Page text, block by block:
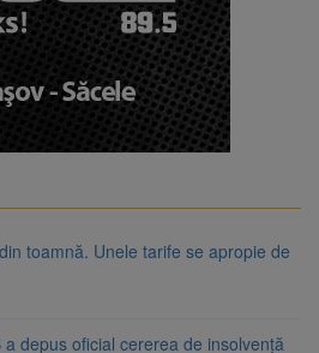
toamnă. Unele tarife se apropie de
depus oficial cererea de insolvență